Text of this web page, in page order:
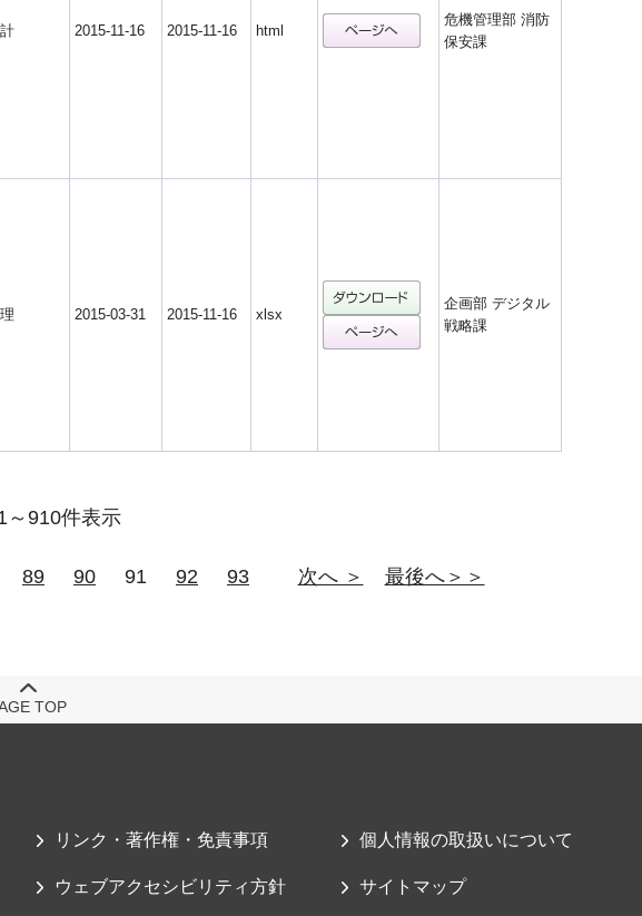
2015-11-16 2015-11-16 html
危機管理部 消防
保安課
2015-03-31 2015-11-16 xlsx
企画部 デジタル
戦略課
～910件表示
89 90 91 92 93 次へ ＞ 最後へ＞＞
TOP
リンク・著作権・免責事項 個人情報の取扱いについて
ウェブアクセシビリティ方針 サイトマップ